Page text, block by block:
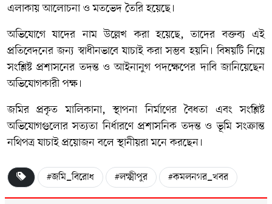
এলাকায় আলোচনা ও মতভেদ তৈরি হয়েছে।
অভিযোগে যাদের নাম উল্লেখ করা হয়েছে, তাদের বক্তব্য এই
প্রতিবেদনের জন্য স্বাধীনভাবে যাচাই করা সম্ভব হয়নি। বিষয়টি নিয়ে
সংশ্লিষ্ট প্রশাসনের তদন্ত ও আইনানুগ পদক্ষেপের দাবি জানিয়েছেন
অভিযোগকারী পক্ষ।
জমির প্রকৃত মালিকানা, স্থাপনা নির্মাণের বৈধতা এবং সংশ্লিষ্ট
অভিযোগগুলোর সত্যতা নির্ধারণে প্রশাসনিক তদন্ত ও ভূমি সংক্রান্ত
নথিপত্র যাচাই প্রয়োজন বলে স্থানীয়রা মনে করছেন।
#জমি_বিরোধ #লক্ষ্মীপুর #কমলনগর_খবর